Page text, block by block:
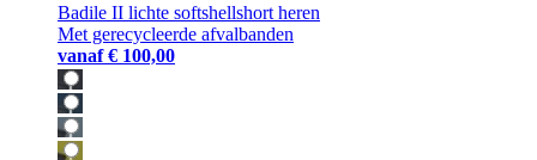
Badile II lichte softshellshort heren
Met gerecycleerde afvalbanden
vanaf € 100,00